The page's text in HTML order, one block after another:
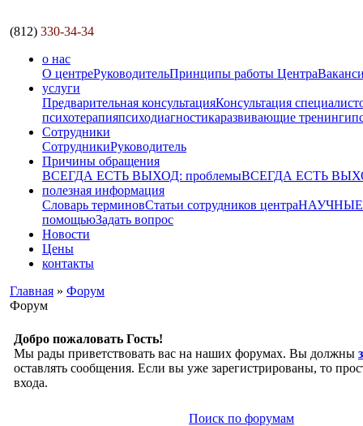
(812) 330-34-34
о нас
О центреРуководительПринципы работы Центра
услуги
Предварительная консультацияКонсультация
психотерапияпсиходиагностикаразвивающие тренинги
Сотрудники
СотрудникиРуководитель
Причины обращения
ВСЕГДА ЕСТЬ ВЫХОД: проблемыВСЕГДА ЕСТЬ
полезная информация
Словарь терминовСтатьи сотрудников центраНАУЧНЫЕ
помощьюЗадать вопрос
Новости
Цены
контакты
Главная » Форум
Форум
Добро пожаловать Гость!
Мы рады приветствовать вас на наших форумах. Вы должны
оставлять сообщения. Если вы уже зарегистрированы, то
входа.
Поиск по форумам